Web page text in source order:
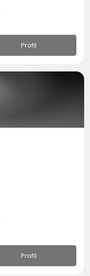
Profil
Profil